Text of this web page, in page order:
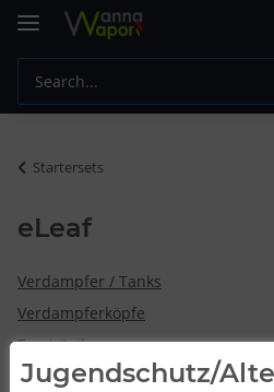
Startersets
eLeaf
Verdampfer / Tanks
Verdampferköpfe
Ersatzteile
Jugendschutz/